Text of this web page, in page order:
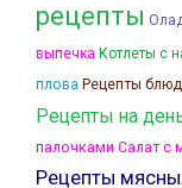
рецепты
выпечка Котлеты с
плова Рецепты
Рецепты на
палочками Салат с
Рецепты